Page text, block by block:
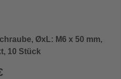
ØxL: M6 x 50 mm,
10 Stück